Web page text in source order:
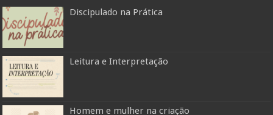
Discipulado na Prática
Leitura e Interpretação
Homem e mulher na criação